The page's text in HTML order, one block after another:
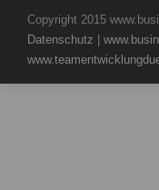
Copyright 2015
Datenschutz